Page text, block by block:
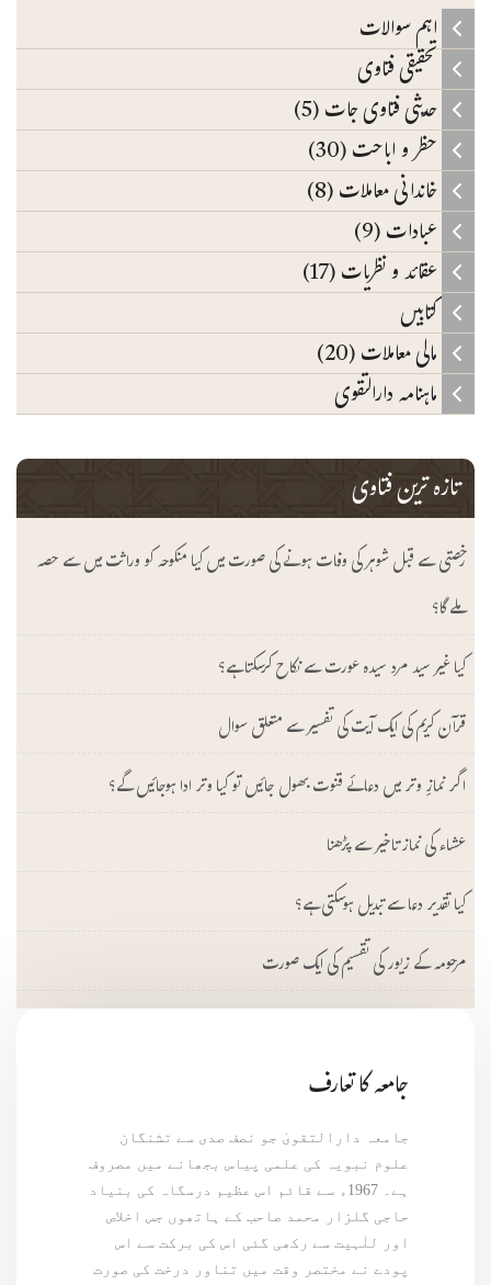
اہم سوالات
تحقیقی فتاوی
حدیثی فتاوی جات (5)
حظر و اباحت (30)
خاندانی معاملات (8)
عبادات (9)
عقائد و نظریات (17)
کتابیں
مالی معاملات (20)
ماہنامہ دارالتقوی
تازہ ترین فتاوی
رخصتی سے قبل شوہر کی وفات ہونے کی صورت میں کیا منکوحہ کو وراثت میں سے حصہ
ملے گا؟
کیا غیر سید مرد سیدہ عورت سے نکاح کرسکتا ہے؟
قرآن کریم کی ایک آیت کی تفسیر سے متعلق سوال
اگر نمازِ وتر میں دعائے قنوت بھول جائیں تو کیا وتر ادا ہوجائیں گے؟
عشاء کی نماز تاخیر سے پڑھنا
کیا تقدیر دعا سے تبدیل ہوسکتی ہے؟
مرحومہ کے زیور کی تقسیم کی ایک صورت
جامعہ کا تعارف
جامعہ دارالتقویٰ جو نصف صدی سے تشنگان
علوم نبویہ کی علمی پیاس بجھانے میں مصروف
ہے۔ 1967ء سے قائم اس عظیم درسگاہ کی بنیاد
حاجی گلزار محمد صاحب کے ہاتھوں جس اخلاص
اور للٰہیت سے رکھی گئی اس کی برکت سے اس
پودے نے مختصر وقت میں تناور درخت کی صورت